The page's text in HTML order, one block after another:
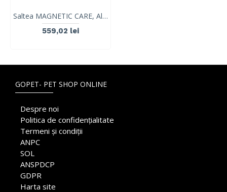
Saltea MAGNETIC CARE, Albastru Marin, VetExpert, marimea XL, 100 x 70 cm
559,02 lei
GOPET- PET SHOP ONLINE
Despre noi
Politica de confidențialitate
Termeni și condiții
ANPC
SOL
ANSPDCP
GDPR
Harta site